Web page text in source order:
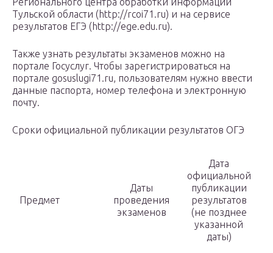
Тульской области (http://rcoi71.ru) и на сервисе
результатов ЕГЭ (http://ege.edu.ru).
Также узнать результаты экзаменов можно на
портале Госуслуг. Чтобы зарегистрироваться на
портале gosuslugi71.ru, пользователям нужно ввести
данные паспорта, номер телефона и электронную
почту.
Сроки официальной публикации результатов ОГЭ
Предмет
Даты
проведения
экзаменов
Дата
официальной
публикации
результатов
(не позднее
указанной
даты)